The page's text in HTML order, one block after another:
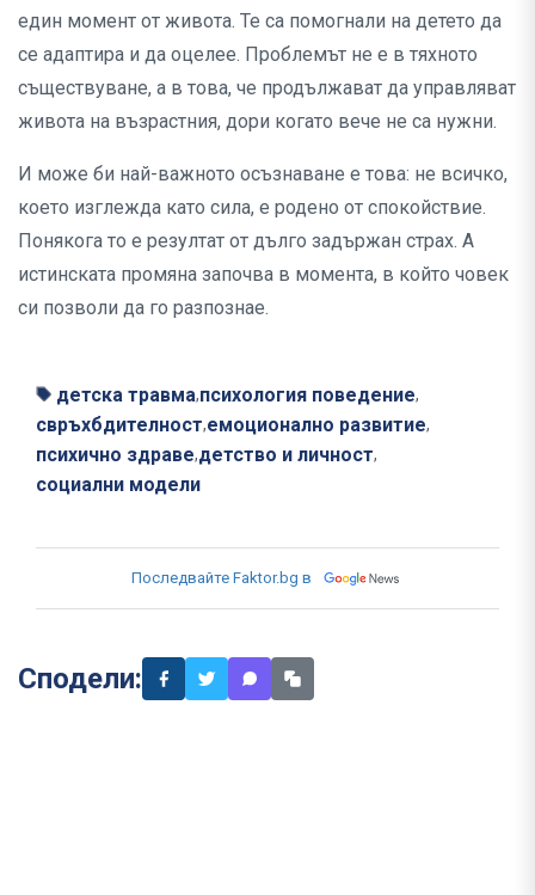
един момент от живота. Те са помогнали на детето да
се адаптира и да оцелее. Проблемът не е в тяхното
съществуване, а в това, че продължават да управляват
живота на възрастния, дори когато вече не са нужни.
И може би най-важното осъзнаване е това: не всичко,
което изглежда като сила, е родено от спокойствие.
Понякога то е резултат от дълго задържан страх. А
истинската промяна започва в момента, в който човек
си позволи да го разпознае.
детска травма,психология поведение,
свръхбдителност,емоционално развитие,
психично здраве,детство и личност,
социални модели
Последвайте Faktor.bg в
Сподели: